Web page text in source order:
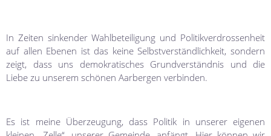
In Zeiten sinkender Wahlbeteiligung und Politikverdrossenheit
auf allen Ebenen ist das keine Selbstverständlichkeit, sondern
zeigt, dass uns demokratisches Grundverständnis und die
Liebe zu unserem schönen Aarbergen verbinden.
Es ist meine Überzeugung, dass Politik in unserer eigenen